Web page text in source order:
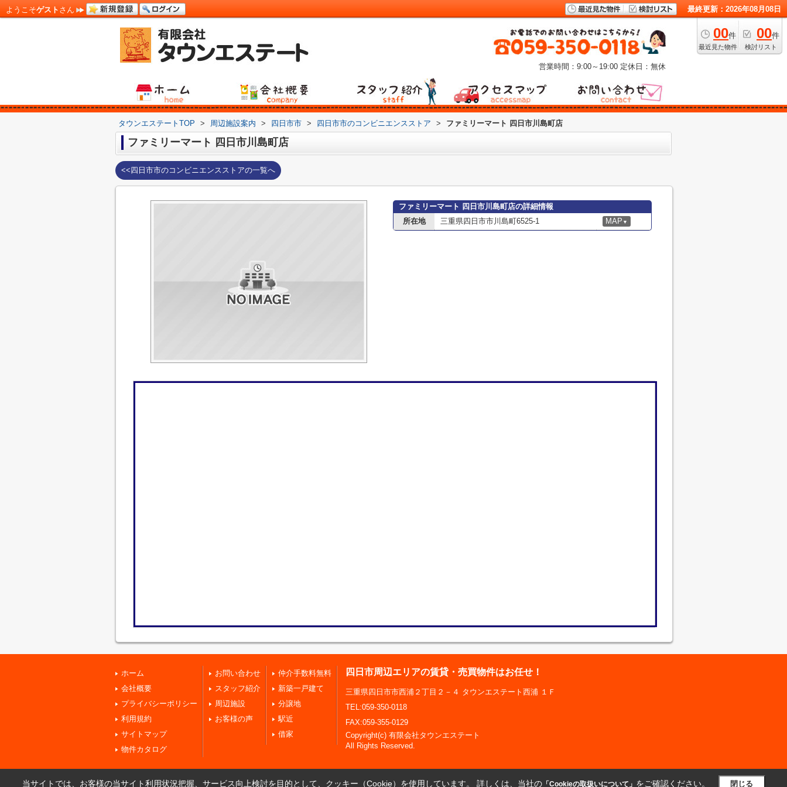
ようこそゲスト さん 最終更新：2026年08月08日
00件
最近見た物件
00件
検討リスト
営業時間：9:00～19:00 定休日：無休
タウンエステートTOP > 周辺施設案内 > 四日市市 > 四日市市のコンビニエンスストア > ファミリーマート 四日市川島町店
ファミリーマート 四日市川島町店
<<四日市市のコンビニエンスストアの一覧へ
ファミリーマート 四日市川島町店の詳細情報
所在地
三重県四日市市川島町6525-1 MAP ▼
ホーム
会社概要
プライバシーポリシー
利用規約
サイトマップ
物件カタログ
お問い合わせ
スタッフ紹介
周辺施設
お客様の声
仲介手数料無料
新築一戸建て
分譲地
駅近
借家
四日市周辺エリアの賃貸・売買物件はお任せ！
三重県四日市市西浦２丁目２－４ タウンエステート西浦 １Ｆ
TEL:059-350-0118
FAX:059-355-0129
Copyright(c) 有限会社タウンエステート
All Rights Reserved.
当サイトでは、お客様の当サイト利用状況把握、サービス向上検討を目的として、クッキー（Cookie）を使用しています。 詳しくは、当社の「Cookieの取扱いについて」 をご確認ください。 閉じる